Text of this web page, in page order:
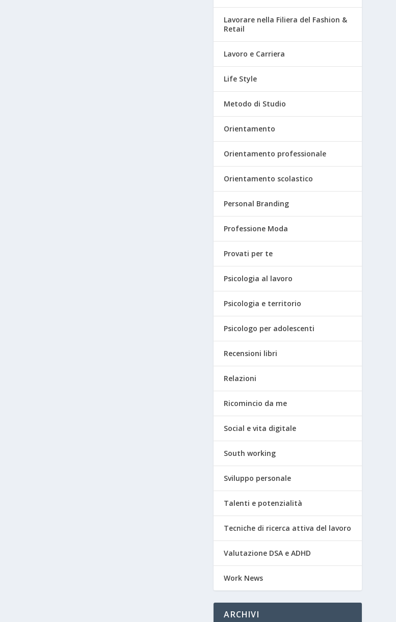
Lavorare nella Filiera del Fashion &
Retail
Lavoro e Carriera
Life Style
Metodo di Studio
Orientamento
Orientamento professionale
Orientamento scolastico
Personal Branding
Professione Moda
Provati per te
Psicologia al lavoro
Psicologia e territorio
Psicologo per adolescenti
Recensioni libri
Relazioni
Ricomincio da me
Social e vita digitale
South working
Sviluppo personale
Talenti e potenzialità
Tecniche di ricerca attiva del lavoro
Valutazione DSA e ADHD
Work News
ARCHIVI